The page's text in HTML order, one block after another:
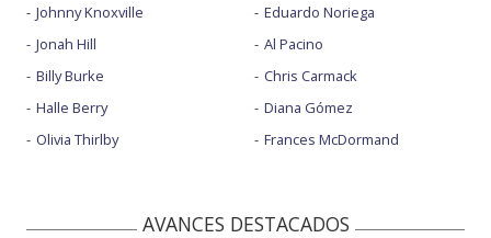
Johnny Knoxville
Jonah Hill
Billy Burke
Halle Berry
Olivia Thirlby
Eduardo Noriega
Al Pacino
Chris Carmack
Diana Gómez
Frances McDormand
AVANCES DESTACADOS